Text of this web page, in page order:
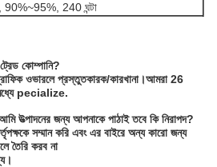
90%~95%, 240 ঘন্টা
কোম্পানি?
ওভারলে প্রস্তুতকারক/কারখানা।আমরা 26
pecialize.
উত্পাদনের জন্য আপনাকে পাঠাই তবে কি নিরাপদ?
সম্মান করি এবং এর বাইরে অন্য কারো জন্য
তৈরি করব না